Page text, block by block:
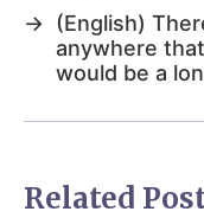
→ (English)
anywhere
would be a
Related